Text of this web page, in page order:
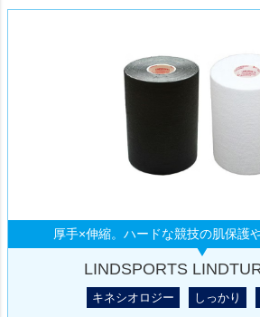
厚手×伸縮。ハードな競技の肌保護
LINDSPORTS
キネシオロジー しっかり